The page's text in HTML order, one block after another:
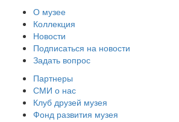
О музее
Коллекция
Новости
Подписаться на новости
Задать вопрос
Партнеры
СМИ о нас
Клуб друзей музея
Фонд развития музея